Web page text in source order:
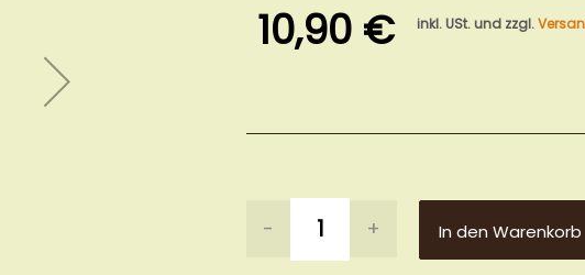
10,90 € inkl. USt. und zzgl.
- + In den Warenkorb